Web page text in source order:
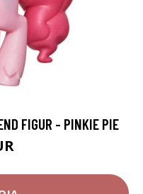
FIGUR - PINKIE PIE